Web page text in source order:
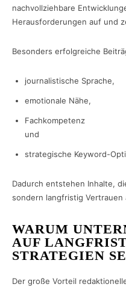
nachvollziehbare
Herausforderungen auf und
Besonders erfolgreiche
journalistische Sprache,
emotionale Nähe,
Fachkompetenz
und
strategische Keyword-
Dadurch entstehen Inhalte,
sondern langfristig Vertrauen
WARUM
AUF
STRATEGIEN
Der große Vorteil